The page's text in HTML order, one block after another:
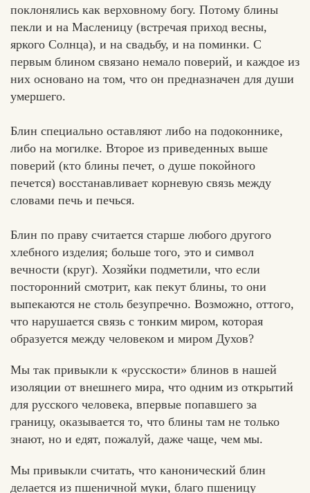
Вконтакте
Max
поклонялись как верховному богу. Потому блины
пекли и на Масленицу (встречая приход весны,
яркого Солнца), и на свадьбу, и на поминки. С
первым блином связано немало поверий, и каждое из
них основано на том, что он предназначен для души
умершего.
Блин специально оставляют либо на подоконнике,
либо на могилке. Второе из приведенных выше
поверий (кто блины печет, о душе покойного
печется) восстанавливает корневую связь между
словами печь и печься.
Блин по праву считается старше любого другого
хлебного изделия; больше того, это и символ
вечности (круг). Хозяйки подметили, что если
посторонний смотрит, как пекут блины, то они
выпекаются не столь безупречно. Возможно, оттого,
что нарушается связь с тонким миром, которая
образуется между человеком и миром Духов?
Мы так привыкли к «русскости» блинов в нашей
изоляции от внешнего мира, что одним из открытий
для русского человека, впервые попавшего за
границу, оказывается то, что блины там не только
знают, но и едят, пожалуй, даже чаще, чем мы.
Мы привыкли считать, что канонический блин
делается из пшеничной муки, благо пшеницу